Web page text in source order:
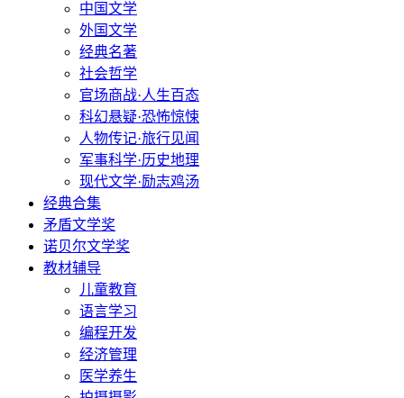
中国文学
外国文学
经典名著
社会哲学
官场商战·人生百态
科幻悬疑·恐怖惊悚
人物传记·旅行见闻
军事科学·历史地理
现代文学·励志鸡汤
经典合集
矛盾文学奖
诺贝尔文学奖
教材辅导
儿童教育
语言学习
编程开发
经济管理
医学养生